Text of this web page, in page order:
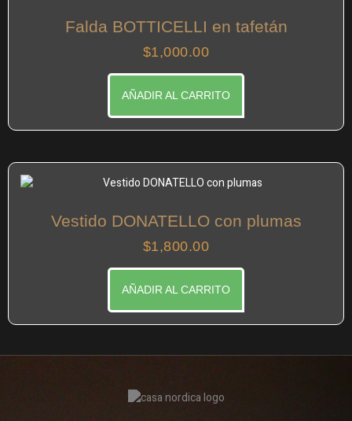
Falda BOTTICELLI en tafetán
$1,000.00
AÑADIR AL CARRITO
Vestido DONATELLO con plumas
$1,800.00
AÑADIR AL CARRITO